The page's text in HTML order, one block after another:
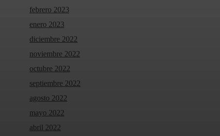
febrero 2023
enero 2023
diciembre 2022
noviembre 2022
octubre 2022
septiembre 2022
agosto 2022
mayo 2022
abril 2022